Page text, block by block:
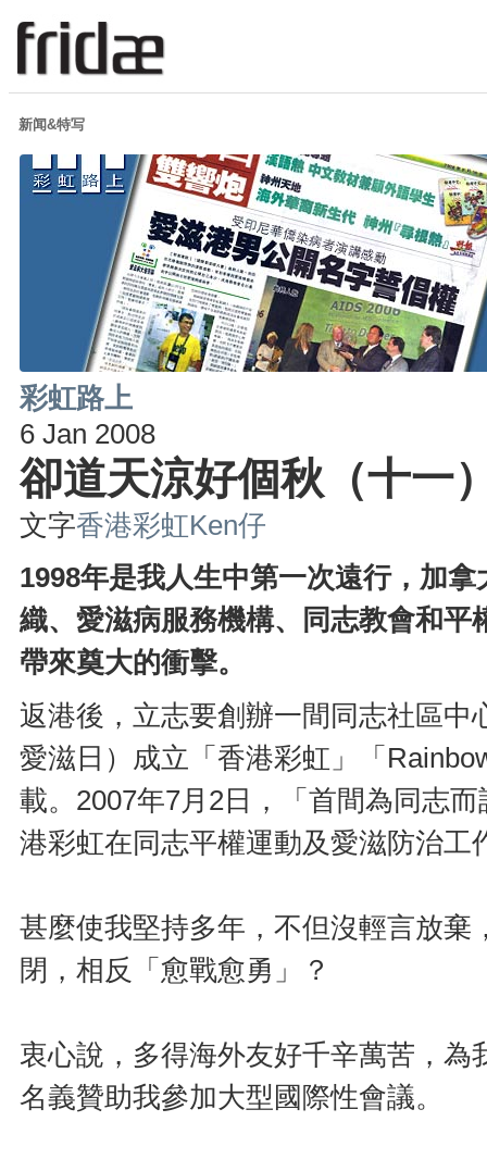
新闻&特写
彩虹路上
6 Jan 2008
卻道天涼好個秋（十一
文字香港彩虹Ken仔
1998年是我人生中第一次遠行，加
織、愛滋病服務機構、同志教會和
帶來奠大的衝擊。
返港後，立志要創辦一間同志社區
愛滋日）成立「香港彩虹」「
載。2007年7月2日，「首間為同志
港彩虹在同志平權運動及愛滋防治工
甚麼使我堅持多年，不但沒輕言放
閉，相反「愈戰愈勇」？
衷心說，多得海外友好千辛萬苦，
名義贊助我參加大型國際性會議。